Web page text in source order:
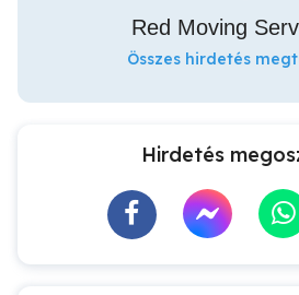
Red Moving
Összes hirdetés
Hirdetés